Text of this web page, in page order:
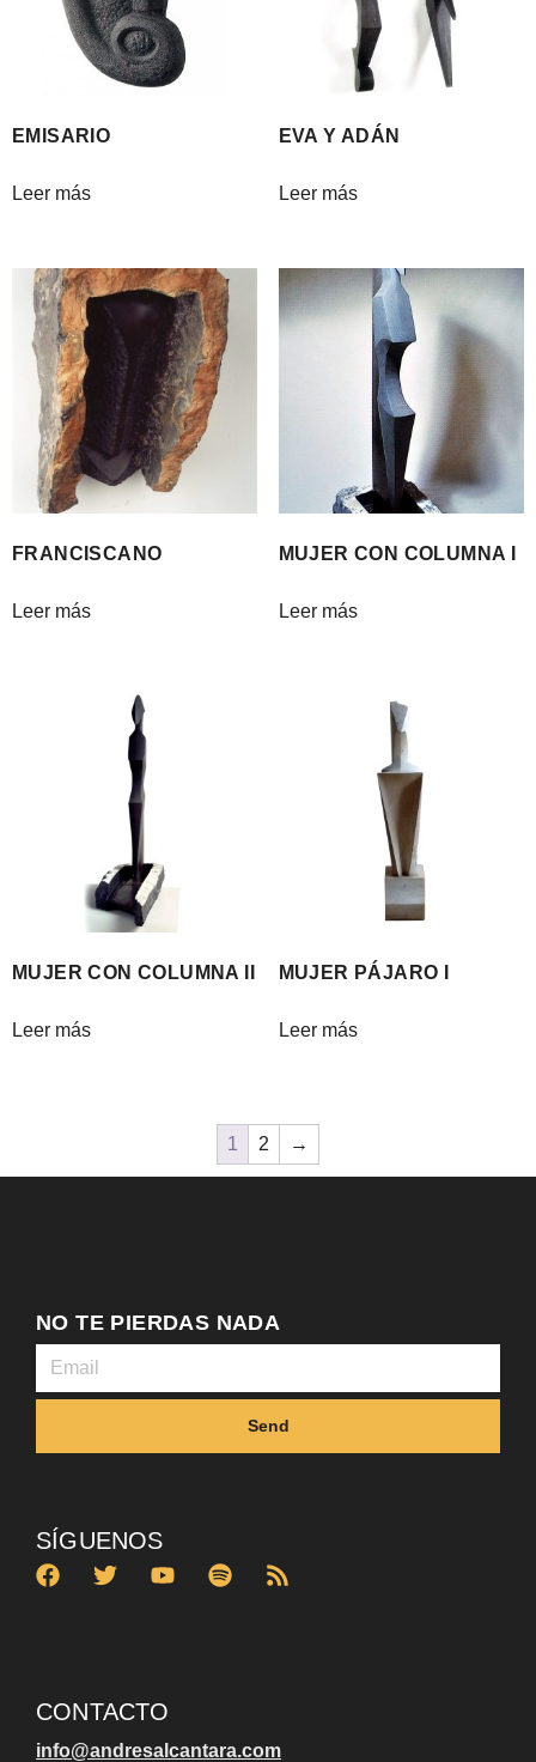
EMISARIO
Leer más
EVA Y ADÁN
Leer más
FRANCISCANO
Leer más
MUJER CON COLUMNA I
Leer más
MUJER CON COLUMNA II
Leer más
MUJER PÁJARO I
Leer más
1 2 →
NO TE PIERDAS NADA
Send
SÍGUENOS
CONTACTO
info@andresalcantara.com